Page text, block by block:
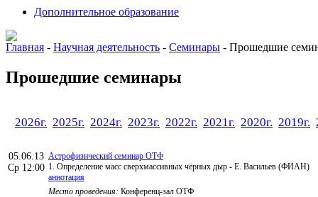
Дополнительное образование
Главная - Научная деятельность - Семинары - Прошедшие
Прошедшие семинары
2026г. 2025г. 2024г. 2023г. 2022г. 2021г. 2020г. 2019г.
05.06.13
Ср 12:00
Астрофизический семинар ОТФ
1. Определение масс сверхмассивных чёрных дыр - Е. Васильев (ФИАН)
аннотация
Место проведения: Конференц-зал ОТФ